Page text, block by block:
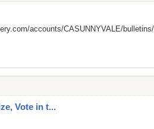
accounts/CASUNNYVALE/
Vote in t...